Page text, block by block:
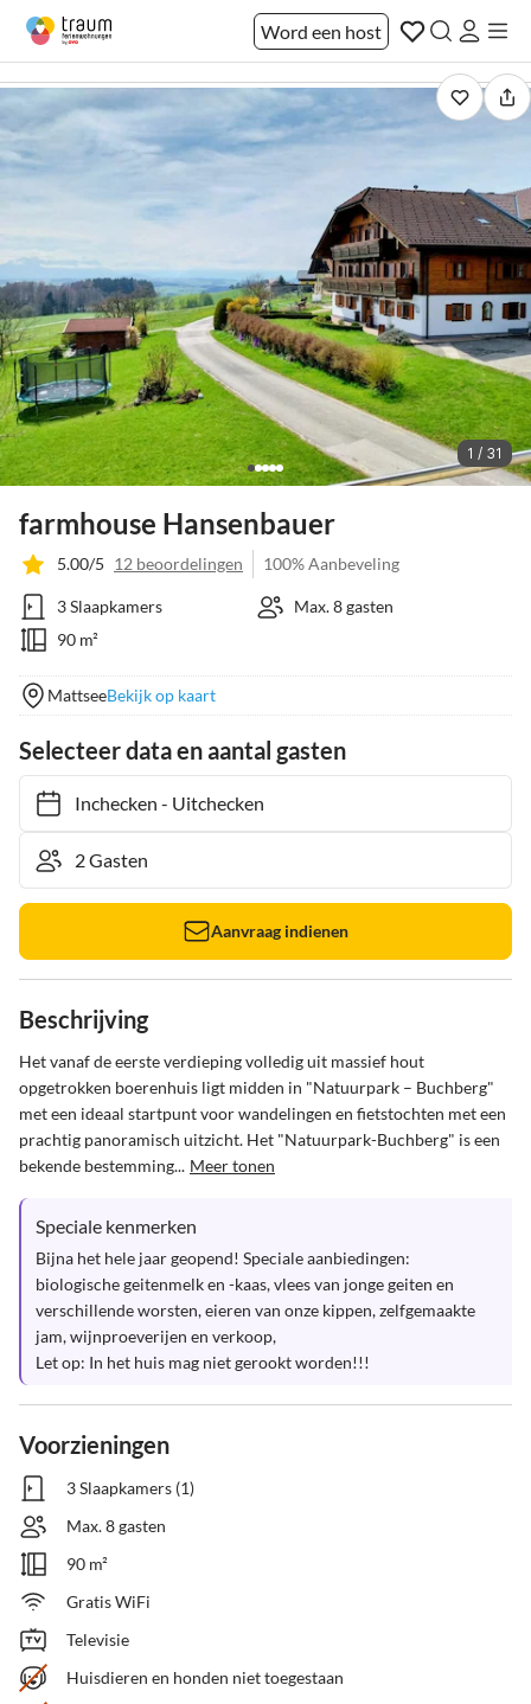
Word een host
1 / 31
farmhouse Hansenbauer
5.00/5 12 beoordelingen 100% Aanbeveling
3 Slaapkamers
Max. 8 gasten
90 m²
MattseeBekijk op kaart
Selecteer data en aantal gasten
Inchecken- Uitchecken
Aanvraag indienen
Beschrijving
Het vanaf de eerste verdieping volledig uit massief hout
opgetrokken boerenhuis ligt midden in "Natuurpark – Buchberg"
met een ideaal startpunt voor wandelingen en fietstochten met een
prachtig panoramisch uitzicht. Het "Natuurpark-Buchberg" is een
bekende bestemming... Meer tonen
Speciale kenmerken
Bijna het hele jaar geopend! Speciale aanbiedingen:
biologische geitenmelk en -kaas, vlees van jonge geiten en
verschillende worsten, eieren van onze kippen, zelfgemaakte
jam, wijnproeverijen en verkoop,
Let op: In het huis mag niet gerookt worden!!!
Voorzieningen
3 Slaapkamers (1)
Max. 8 gasten
90 m²
Gratis WiFi
Televisie
Huisdieren en honden niet toegestaan